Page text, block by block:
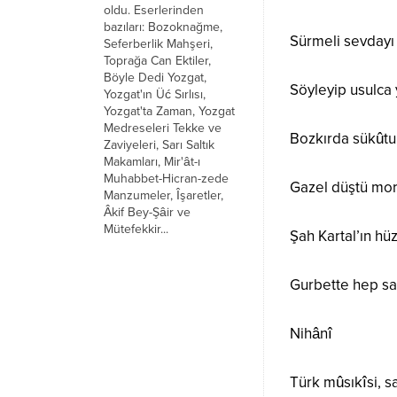
oldu. Eserlerinden
bazıları: Bozoknağme,
Seferberlik Mahşeri,
Toprağa Can Ektiler,
Böyle Dedi Yozgat,
Yozgat'ın Üć Sırlısı,
Yozgat'ta Zaman, Yozgat
Medreseleri Tekke ve
Zaviyeleri, Sarı Saltık
Makamları, Mir'ât-ı
Muhabbet-Hicran-zede
Manzumeler, Îşaretler,
Âkif Bey-Şâir ve
Mütefekkir...
Sürmeli
Söyleyip usulca
Bozkırda
Gazel düştü
Şah Kartal’ın
Gurbette hep
Nihânî
Türk mûsıkîsi,